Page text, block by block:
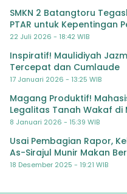
SMKN 2 Batangtoru
PTAR untuk Kepentingan
22 Juli 2026 - 18:42 WIB
Inspiratif! Maulidiyah
Tercepat dan Cumlaude
17 Januari 2026 - 13:25 WIB
Magang Produktif!
Legalitas Tanah Wakaf di
8 Januari 2026 - 15:39 WIB
Usai Pembagian Rapor,
As-Sirajul Munir Makan
Semester
18 Desember 2025 - 19:21 WIB